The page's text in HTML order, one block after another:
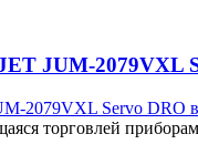
JUM-2079VXL
торговлей